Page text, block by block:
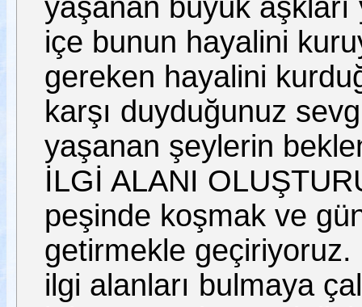
yaşanan büyük
içe bunun hayalini
gereken hayalini
karşı duyduğunuz
yaşanan şeylerin
İLGİ ALANI
peşinde koşmak ve
getirmekle
ilgi alanları bulmaya